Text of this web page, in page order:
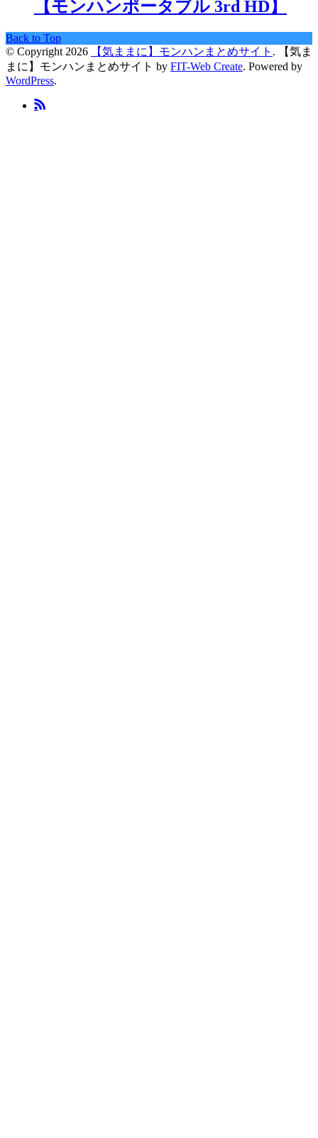
【モンハンポータブル 3rd HD】
Back to Top
© Copyright 2026
【気ままに】モンハンまとめサイト .
【気ま
まに】モンハンまとめサイト by FIT-Web Create. Powered by
WordPress.